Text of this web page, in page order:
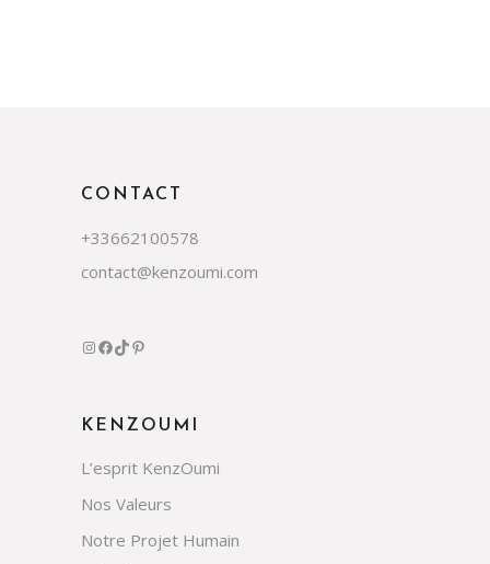
CONTACT
+33662100578
contact@kenzoumi.com
Instagram
Facebook
TikTokPinterest
KENZOUMI
L’esprit KenzOumi
Nos Valeurs
Notre Projet Humain